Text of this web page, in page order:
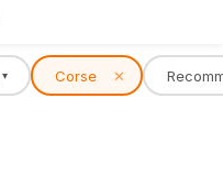
▾ Corse ✕